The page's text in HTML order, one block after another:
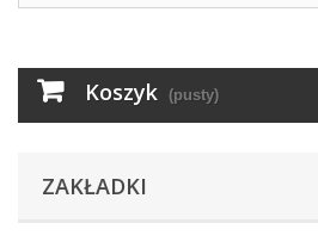
Koszyk (pusty)
ZAKŁADKI